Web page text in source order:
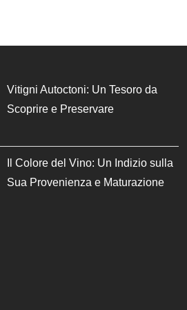
Vitigni Autoctoni: Un Tesoro da
Scoprire e Preservare
Il Colore del Vino: Un Indizio sulla
Sua Provenienza e Maturazione